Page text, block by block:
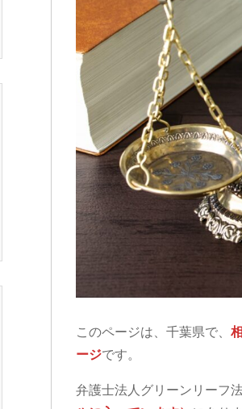
このページは、千葉県で、
ージです。
弁護士法人グリーンリーフ